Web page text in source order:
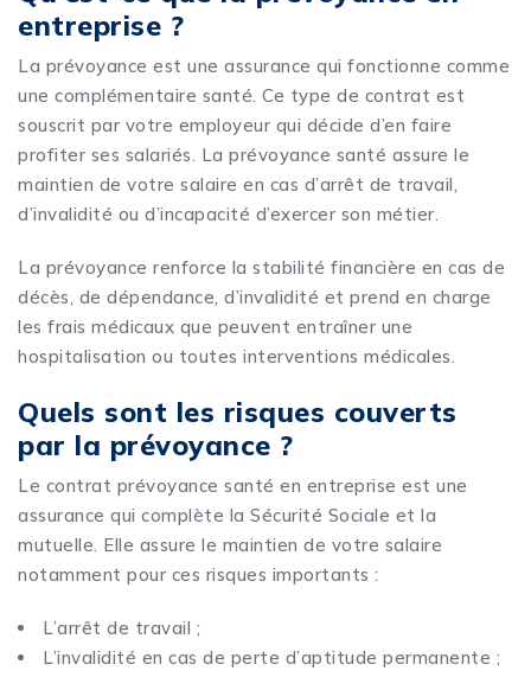
entreprise ?
La prévoyance est une assurance qui fonctionne comme
une complémentaire santé. Ce type de contrat est
souscrit par votre employeur qui décide d’en faire
profiter ses salariés. La prévoyance santé assure le
maintien de votre salaire en cas d’arrêt de travail,
d’invalidité ou d’incapacité d’exercer son métier.
La prévoyance renforce la stabilité financière en cas de
décès, de dépendance, d’invalidité et prend en charge
les frais médicaux que peuvent entraîner une
hospitalisation ou toutes interventions médicales.
Quels sont les risques couverts
par la prévoyance ?
Le contrat prévoyance santé en entreprise est une
assurance qui complète la Sécurité Sociale et la
mutuelle. Elle assure le maintien de votre salaire
notamment pour ces risques importants :
L’arrêt de travail ;
L’invalidité en cas de perte d’aptitude permanente ;